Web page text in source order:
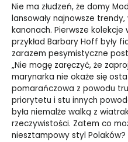
Nie ma złudzeń, że domy
lansowały najnowsze
kanonach. Pierwsze
przykład Barbary Hoff były
zarazem pesymistyczne
„Nie mogę zaręczyć, że
marynarka nie okaże się
pomarańczowa z powodu
priorytetu i stu innych
była niemalże walką z
rzeczywistości. Zatem co
niesztampowy styl Polaków?